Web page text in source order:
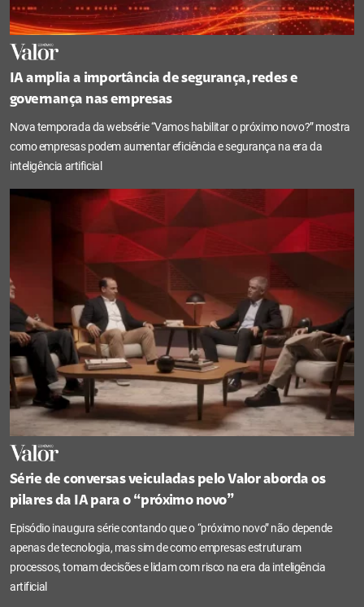
IA amplia a importância de segurança, redes e
governança nas empresas
Nova temporada da websérie “Vamos habilitar o próximo novo?” mostra
como empresas podem aumentar eficiência e segurança na era da
inteligência artificial
Série de conversas veiculadas pelo Valor aborda os
pilares da IA para o “próximo novo”
Episódio inaugura série contando que o “próximo novo” não depende
apenas de tecnologia, mas sim de como empresas estruturam
processos, tomam decisões e lidam com risco na era da inteligência
artificial